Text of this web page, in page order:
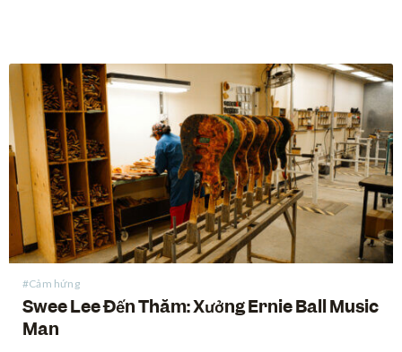
#Cảm hứng
Swee Lee Đến Thăm: Xưởng Ernie Ball Music
Man